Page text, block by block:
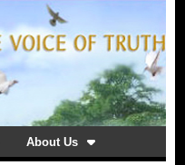
About Us